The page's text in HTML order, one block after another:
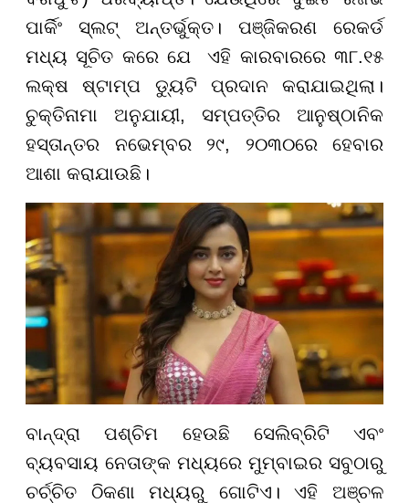
ପାର୍କିଂ ସ୍ଲଟ୍ ଅନ୍ତର୍ଭୁକ୍ତ। ପଞ୍ଜିକରଣ ରେକର୍ଡ
ମଧ୍ୟ ସୂଚିତ କରେ ଯେ ଏହି କାରବାରରେ ୩୮.୧୫
ଲକ୍ଷ ଷ୍ଟାମ୍ପ ଡ୍ୟୁଟି ପ୍ରଦାନ କରାଯାଇଥିଲା।
ଚୁକ୍ତିନାମା ଅନୁଯାୟୀ, ସମ୍ପତ୍ତିର ଆନୁଷ୍ଠାନିକ
ହସ୍ତାନ୍ତର ନଭେମ୍ବର ୨୯, ୨୦୩୦ରେ ହେବାର
ଆଶା କରାଯାଉଛି।
ବାନ୍ଦ୍ରା ପଶ୍ଚିମ ହେଉଛି ସେଲିବ୍ରିଟି ଏବଂ
ବ୍ୟବସାୟ ନେତାଙ୍କ ମଧ୍ୟରେ ମୁମ୍ବାଇର ସବୁଠାରୁ
ଚର୍ଚ୍ଚିତ ଠିକଣା ମଧ୍ୟରୁ ଗୋଟିଏ। ଏହି ଅଞ୍ଚଳ